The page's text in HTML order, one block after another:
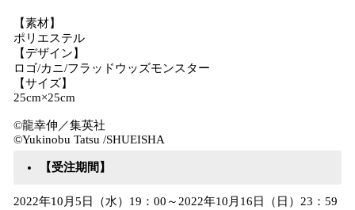
【素材】
ポリエステル
【デザイン】
ロゴ/カニ/フラッドウッズモンスター
【サイズ】
25cm×25cm
©龍幸伸／集英社
©Yukinobu Tatsu /SHUEISHA
【受注期間】
2022年10月5日（水）19：00～2022年10月16日（日）23：59